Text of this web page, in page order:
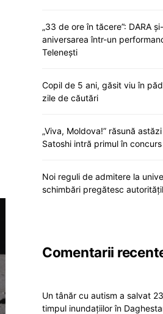
„33 de ore în tăcere”: DARA
aniversarea într-un
Telenești
Copil de 5 ani, găsit viu în
zile de căutări
„Viva, Moldova!” răsună
Satoshi intră primul în concurs
Noi reguli de admitere la
schimbări pregătesc
Comentarii
Un tânăr cu autism a salvat
timpul inundațiilor în